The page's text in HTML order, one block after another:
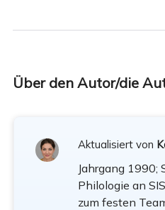
Über den Autor/die
Aktualisiert von
Jahrgang 1990;
Philologie an
zum festen